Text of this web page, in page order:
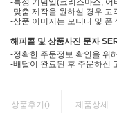
-맞춤 제작을 원하실 경우 고
-상품 이미지는 모니터 및 폰
해피콜 및 상품사진 문자
-정확한 주문정보 확인을 위
-배달이 완료된 후 주문하신
상품후기() 제품상세